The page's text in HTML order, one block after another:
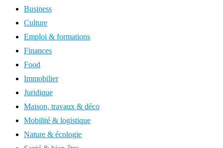
Business
Culture
Emploi & formations
Finances
Food
Immobilier
Juridique
Maison, travaux & déco
Mobilité & logistique
Nature & écologie